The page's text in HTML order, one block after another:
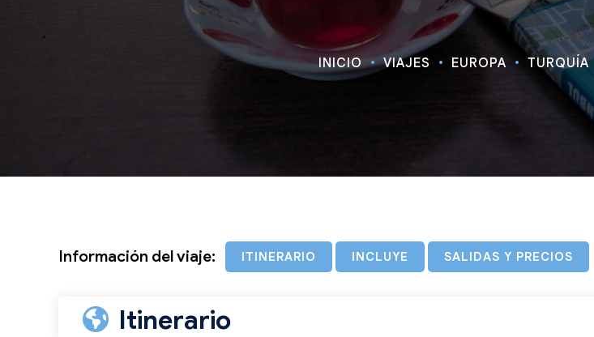
INICIO VIAJES EUROPA TURQUÍA
Información del viaje: ITINERARIO INCLUYE SALIDAS Y PRECIOS
Itinerario